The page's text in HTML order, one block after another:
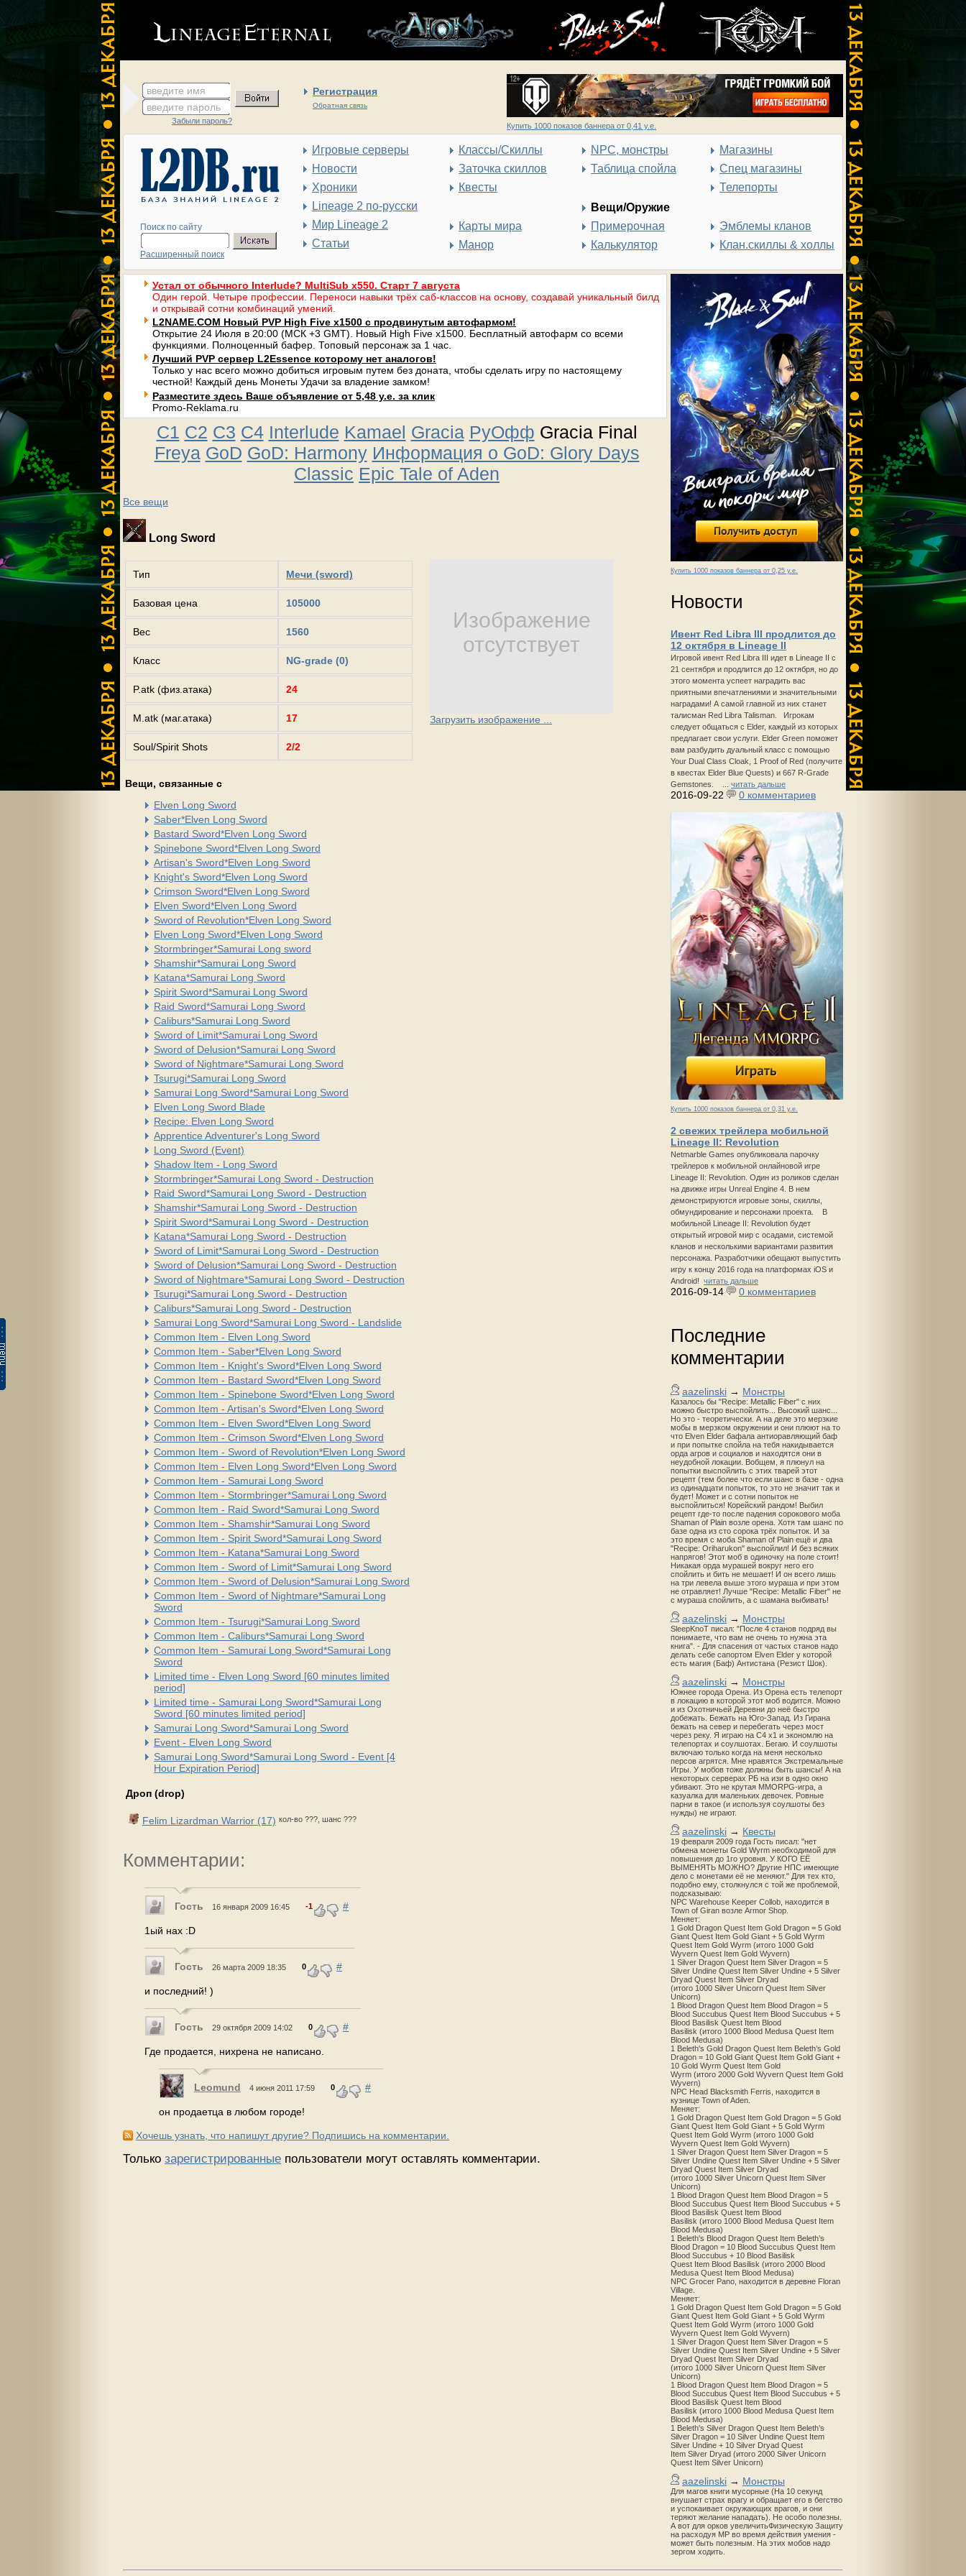
введите имя Регистрация
Обратная связь
введите пароль
Забыли пароль?
Купить 1000 показов баннера от 0,41 у.е.
Поиск по сайту
Расширенный поиск
Игровые серверы
Новости
Хроники
Lineage 2 по-русски
Мир Lineage 2
Статьи
Классы/Скиллы
Заточка скиллов
Квесты
Карты мира
Манор
NPC, монстры
Таблица спойла
Вещи/Оружие
Примерочная
Калькулятор
Магазины
Спец магазины
Телепорты
Эмблемы кланов
Клан.скиллы & холлы
Купить 1000 показов баннера от 0,25 у.е.
Новости
Ивент Red Libra III продлится до
12 октября в Lineage II
Игровой ивент Red Libra III идет в Lineage II с
21 сентября и продлится до 12 октября, но до
этого момента успеет наградить вас
приятными впечатлениями и значительными
наградами! А самой главной из них станет
талисман Red Libra Talisman. Игрокам
следует общаться с Elder, каждый из которых
предлагает свои услуги. Elder Green поможет
вам разбудить дуальный класс с помощью
Your Dual Class Cloak, 1 Proof of Red (получите
в квестах Elder Blue Quests) и 667 R-Grade
Gemstones. ... читать дальше
2016-09-22 0 комментариев
Купить 1000 показов баннера от 0,31 у.е.
2 свежих трейлера мобильной
Lineage II: Revolution
Netmarble Games опубликовала парочку
трейлеров к мобильной онлайновой игре
Lineage II: Revolution. Один из роликов сделан
на движке игры Unreal Engine 4. В нем
демонстрируются игровые зоны, скиллы,
обмундирование и персонажи проекта. В
мобильной Lineage II: Revolution будет
открытый игровой мир с осадами, системой
кланов и несколькими вариантами развития
персонажа. Разработчики обещают выпустить
игру к концу 2016 года на платформах iOS и
Android! читать дальше
2016-09-14 0 комментариев
Последние
комментарии
aazelinski → Монстры
Казалось бы "Recipe: Metallic Fiber" с них
можно быстро выспойлить... Высокий шанс...
Но это - теоретически. А на деле это мерзкие
мобы в мерзком окружении и они плюют на то
что Elven Elder бафала антиоравляющий баф
и при попытке спойла на тебя накидывается
орда агров и социалов и находятся они в
неудобной локации. Вобщем, я плюнул на
попытки выспойлить с этих тварей этот
рецепт (тем более что если шанс в базе - одна
из одинадцати попыток, то это не значит так и
будет! Может и с сотни попыток не
выспойлиться! Корейский рандом! Выбил
рецепт где-то после падения сорокового моба
Shaman of Plain возле орена. Хотя там шанс по
базе одна из сто сорока трёх попыток. И за
это время с моба Shaman of Plain ещё и два
"Recipe: Oriharukon" выспойлил! И без всяких
напрягов! Этот моб в одиночку на поле стоит!
Никакая орда мурашей вокруг него его
спойлить и бить не мешает! И он всего лишь
на три левела выше этого мураша и при этом
не отравляет! Лучше "Recipe: Metallic Fiber" не
с мураша спойлить, а с шамана выбивать!
aazelinski → Монстры
SleepKnoT писал: "После 4 станов подряд вы
понимаете, что вам не очень то нужна эта
книга". - Для спасения от частых станов надо
делать себе сапортом Elven Elder у которой
есть магия (Баф) Антистана (Резист Шок).
aazelinski → Монстры
Южнее города Орена. Из Орена есть телепорт
в локацию в которой этот моб водится. Можно
и из Охотничьей Деревни до неё быстро
добежать. Бежать на Юго-Запад. Из Гирана
бежать на север и перебегать через мост
через реку. Я играю на С4 х1 и экономлю на
телепортах и соулшотах. Бегаю. И соулшоты
включаю только когда на меня несколько
персов агрятся. Мне нравятся Экстремальные
Игры. У мобов тоже должны быть шансы! А на
некоторых серверах РБ на изи в одно окно
убивают. Это не крутая MMORPG-игра, а
казуалка для маленьких девочек. Ровные
парни в такое (и используя соулшоты без
нужды) не играют.
aazelinski → Квесты
19 февраля 2009 года Гость писал: "нет
обмена монеты Gold Wyrm необходимой для
повышения до 1го уровня. У КОГО ЕЁ
ВЫМЕНЯТЬ МОЖНО? Другие НПС имеющие
дело с монетами её не меняют." Для тех кто,
подобно ему, столкнулся с той же проблемой,
подсказываю:
NPC Warehouse Keeper Collob, находится в
Town of Giran возле Armor Shop.
Меняет:
1 Gold Dragon Quest Item Gold Dragon = 5 Gold
Giant Quest Item Gold Giant + 5 Gold Wyrm
Quest Item Gold Wyrm (итого 1000 Gold
Wyvern Quest Item Gold Wyvern)
1 Silver Dragon Quest Item Silver Dragon = 5
Silver Undine Quest Item Silver Undine + 5 Silver
Dryad Quest Item Silver Dryad
(итого 1000 Silver Unicorn Quest Item Silver
Unicorn)
1 Blood Dragon Quest Item Blood Dragon = 5
Blood Succubus Quest Item Blood Succubus + 5
Blood Basilisk Quest Item Blood
Basilisk (итого 1000 Blood Medusa Quest Item
Blood Medusa)
1 Beleth's Gold Dragon Quest Item Beleth’s Gold
Dragon = 10 Gold Giant Quest Item Gold Giant +
10 Gold Wyrm Quest Item Gold
Wyrm (итого 2000 Gold Wyvern Quest Item Gold
Wyvern)
NPC Head Blacksmith Ferris, находится в
кузнице Town of Aden.
Меняет:
1 Gold Dragon Quest Item Gold Dragon = 5 Gold
Giant Quest Item Gold Giant + 5 Gold Wyrm
Quest Item Gold Wyrm (итого 1000 Gold
Wyvern Quest Item Gold Wyvern)
1 Silver Dragon Quest Item Silver Dragon = 5
Silver Undine Quest Item Silver Undine + 5 Silver
Dryad Quest Item Silver Dryad
(итого 1000 Silver Unicorn Quest Item Silver
Unicorn)
1 Blood Dragon Quest Item Blood Dragon = 5
Blood Succubus Quest Item Blood Succubus + 5
Blood Basilisk Quest Item Blood
Basilisk (итого 1000 Blood Medusa Quest Item
Blood Medusa)
1 Beleth's Blood Dragon Quest Item Beleth’s
Blood Dragon = 10 Blood Succubus Quest Item
Blood Succubus + 10 Blood Basilisk
Quest Item Blood Basilisk (итого 2000 Blood
Medusa Quest Item Blood Medusa)
NPC Grocer Pano, находится в деревне Floran
Village.
Меняет:
1 Gold Dragon Quest Item Gold Dragon = 5 Gold
Giant Quest Item Gold Giant + 5 Gold Wyrm
Quest Item Gold Wyrm (итого 1000 Gold
Wyvern Quest Item Gold Wyvern)
1 Silver Dragon Quest Item Silver Dragon = 5
Silver Undine Quest Item Silver Undine + 5 Silver
Dryad Quest Item Silver Dryad
(итого 1000 Silver Unicorn Quest Item Silver
Unicorn)
1 Blood Dragon Quest Item Blood Dragon = 5
Blood Succubus Quest Item Blood Succubus + 5
Blood Basilisk Quest Item Blood
Basilisk (итого 1000 Blood Medusa Quest Item
Blood Medusa)
1 Beleth's Silver Dragon Quest Item Beleth’s
Silver Dragon = 10 Silver Undine Quest Item
Silver Undine + 10 Silver Dryad Quest
Item Silver Dryad (итого 2000 Silver Unicorn
Quest Item Silver Unicorn)
aazelinski → Монстры
Для магов книги мусорные (На 10 секунд
внушает страх врагу и обращает его в бегство
и успокаивает окружающих врагов, и они
теряют желание нападать). Не особо полезны.
А вот для орков увеличитьФизическую Защиту
на расходуя MP во время действия умения -
может быть полезным. На этих мобов надо
зергом ходить.
Устал от обычного Interlude? MultiSub x550. Старт 7 августа
Один герой. Четыре профессии. Переноси навыки трёх саб-классов на основу, создавай уникальный билд
и открывай сотни комбинаций умений.
L2NAME.COM Новый PVP High Five x1500 с продвинутым автофармом!
Открытие 24 Июля в 20:00 (МСК +3 GMT). Новый High Five x1500. Бесплатный автофарм со всеми
функциями. Полноценный бафер. Топовый персонаж за 1 час.
Лучший PVP сервер L2Essence которому нет аналогов!
Только у нас всего можно добиться игровым путем без доната, чтобы сделать игру по настоящему
честной! Каждый день Монеты Удачи за владение замком!
Разместите здесь Ваше объявление от 5,48 у.е. за клик
Promo-Reklama.ru
C1 C2 C3 C4 Interlude Kamael Gracia РуОфф Gracia Final
Freya GoD GoD: Harmony Информация о GoD: Glory Days
Classic Epic Tale of Aden
Все вещи
Long Sword
Тип Мечи (sword)
Базовая цена 105000
Вес 1560
Класс NG-grade (0)
P.atk (физ.атака) 24
M.atk (маг.атака) 17
Soul/Spirit Shots 2/2
Изображение
отсутствует
Загрузить изображение ...
Вещи, связанные с
Elven Long Sword
Saber*Elven Long Sword
Bastard Sword*Elven Long Sword
Spinebone Sword*Elven Long Sword
Artisan's Sword*Elven Long Sword
Knight's Sword*Elven Long Sword
Crimson Sword*Elven Long Sword
Elven Sword*Elven Long Sword
Sword of Revolution*Elven Long Sword
Elven Long Sword*Elven Long Sword
Stormbringer*Samurai Long sword
Shamshir*Samurai Long Sword
Katana*Samurai Long Sword
Spirit Sword*Samurai Long Sword
Raid Sword*Samurai Long Sword
Caliburs*Samurai Long Sword
Sword of Limit*Samurai Long Sword
Sword of Delusion*Samurai Long Sword
Sword of Nightmare*Samurai Long Sword
Tsurugi*Samurai Long Sword
Samurai Long Sword*Samurai Long Sword
Elven Long Sword Blade
Recipe: Elven Long Sword
Apprentice Adventurer's Long Sword
Long Sword (Event)
Shadow Item - Long Sword
Stormbringer*Samurai Long Sword - Destruction
Raid Sword*Samurai Long Sword - Destruction
Shamshir*Samurai Long Sword - Destruction
Spirit Sword*Samurai Long Sword - Destruction
Katana*Samurai Long Sword - Destruction
Sword of Limit*Samurai Long Sword - Destruction
Sword of Delusion*Samurai Long Sword - Destruction
Sword of Nightmare*Samurai Long Sword - Destruction
Tsurugi*Samurai Long Sword - Destruction
Caliburs*Samurai Long Sword - Destruction
Samurai Long Sword*Samurai Long Sword - Landslide
Common Item - Elven Long Sword
Common Item - Saber*Elven Long Sword
Common Item - Knight's Sword*Elven Long Sword
Common Item - Bastard Sword*Elven Long Sword
Common Item - Spinebone Sword*Elven Long Sword
Common Item - Artisan's Sword*Elven Long Sword
Common Item - Elven Sword*Elven Long Sword
Common Item - Crimson Sword*Elven Long Sword
Common Item - Sword of Revolution*Elven Long Sword
Common Item - Elven Long Sword*Elven Long Sword
Common Item - Samurai Long Sword
Common Item - Stormbringer*Samurai Long Sword
Common Item - Raid Sword*Samurai Long Sword
Common Item - Shamshir*Samurai Long Sword
Common Item - Spirit Sword*Samurai Long Sword
Common Item - Katana*Samurai Long Sword
Common Item - Sword of Limit*Samurai Long Sword
Common Item - Sword of Delusion*Samurai Long Sword
Common Item - Sword of Nightmare*Samurai Long
Sword
Common Item - Tsurugi*Samurai Long Sword
Common Item - Caliburs*Samurai Long Sword
Common Item - Samurai Long Sword*Samurai Long
Sword
Limited time - Elven Long Sword [60 minutes limited
period]
Limited time - Samurai Long Sword*Samurai Long
Sword [60 minutes limited period]
Samurai Long Sword*Samurai Long Sword
Event - Elven Long Sword
Samurai Long Sword*Samurai Long Sword - Event [4
Hour Expiration Period]
Дроп (drop)
Felim Lizardman Warrior (17) кол-во ???, шанс ???
Комментарии:
Гость 16 января 2009 16:45 -1 #
1ый нах :D
Гость 26 марта 2009 18:35 0 #
и последний! )
Гость 29 октября 2009 14:02 0 #
Где продается, нихрена не написано.
Leomund 4 июня 2011 17:59 0 #
он продаетца в любом городе!
Хочешь узнать, что напишут другие? Подпишись на комментарии.
Только зарегистрированные пользователи могут оставлять комментарии.